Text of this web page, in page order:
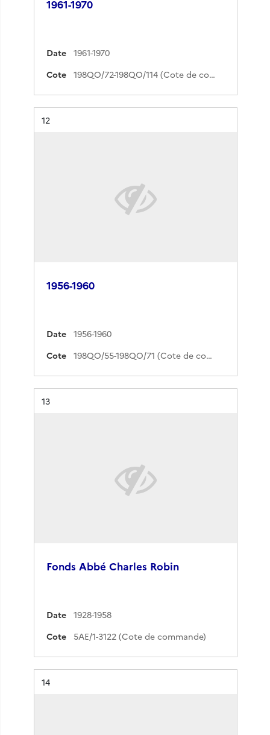
1961-1970
Date
1961-1970
Cote
198QO/72-198QO/114 (Cote de commande)
Résultat n°
12
1956-1960
Date
1956-1960
Cote
198QO/55-198QO/71 (Cote de commande)
Résultat n°
13
Fonds Abbé Charles Robin
Date
1928-1958
Cote
5AE/1-3122 (Cote de commande)
Résultat n°
14